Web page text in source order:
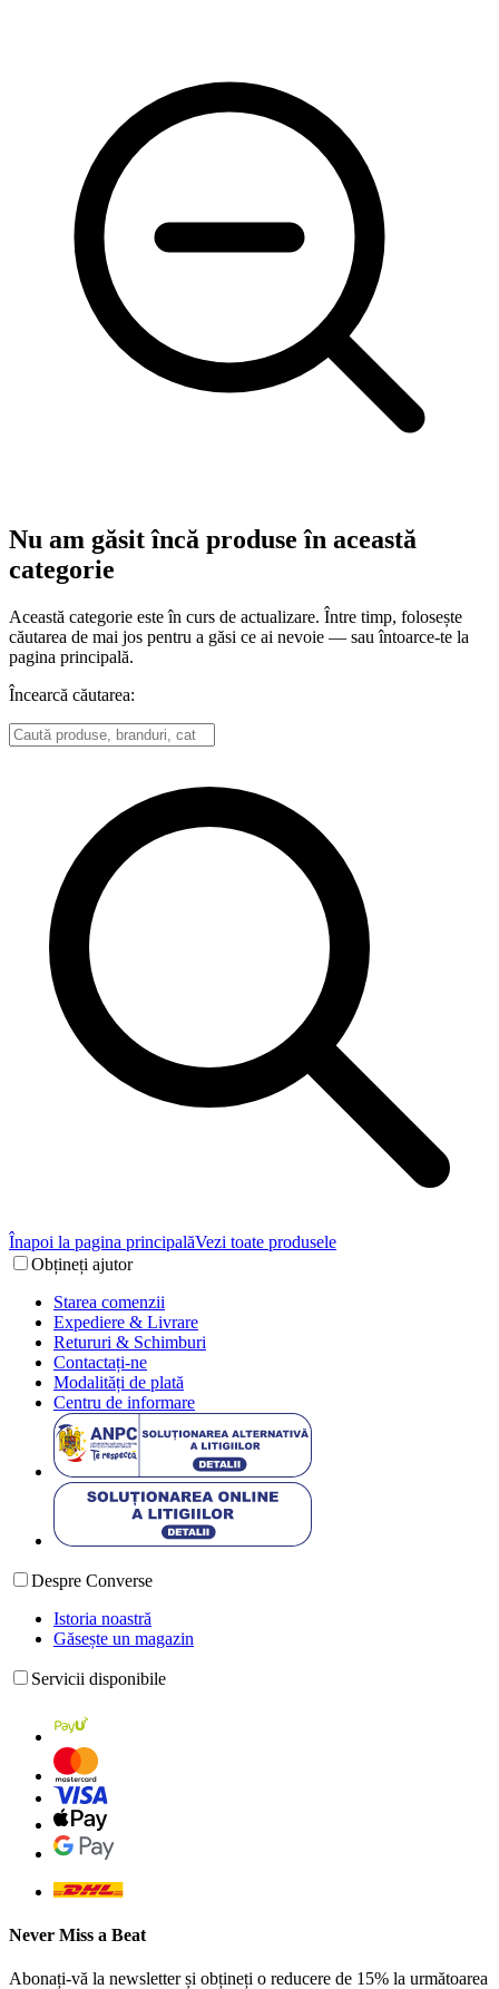
Nu am găsit încă produse în această
categorie
Această categorie este în curs de actualizare. Între timp, folosește
căutarea de mai jos pentru a găsi ce ai nevoie — sau întoarce-te la
pagina principală.
Încearcă căutarea:
Înapoi la pagina principalăVezi toate produsele
Obțineți ajutor
Starea comenzii
Expediere & Livrare
Retururi & Schimburi
Contactați-ne
Modalități de plată
Centru de informare
Despre Converse
Istoria noastră
Găsește un magazin
Servicii disponibile
Never Miss a Beat
Abonați-vă la newsletter și obțineți o reducere de 15% la următoarea